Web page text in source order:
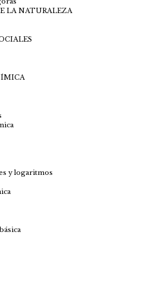
LA NATURALEZA
y logaritmos